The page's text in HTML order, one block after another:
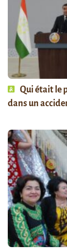
Qui était le
dans un